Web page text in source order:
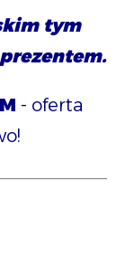
tym
- oferta